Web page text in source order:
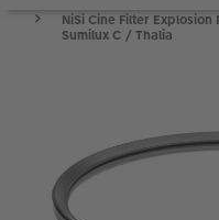
KAMERA
LYS OG STUDIO
INSTANTFOTO
NiSi Cine Filter
Sumilux C / Thalia